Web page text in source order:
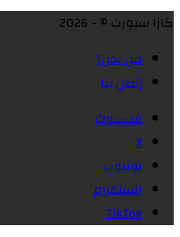
كازا سبورت © - 2026
من نحن؟
إتصل بنا
فيسبوك
X
يوتيوب
انستقرام
‫TikTok